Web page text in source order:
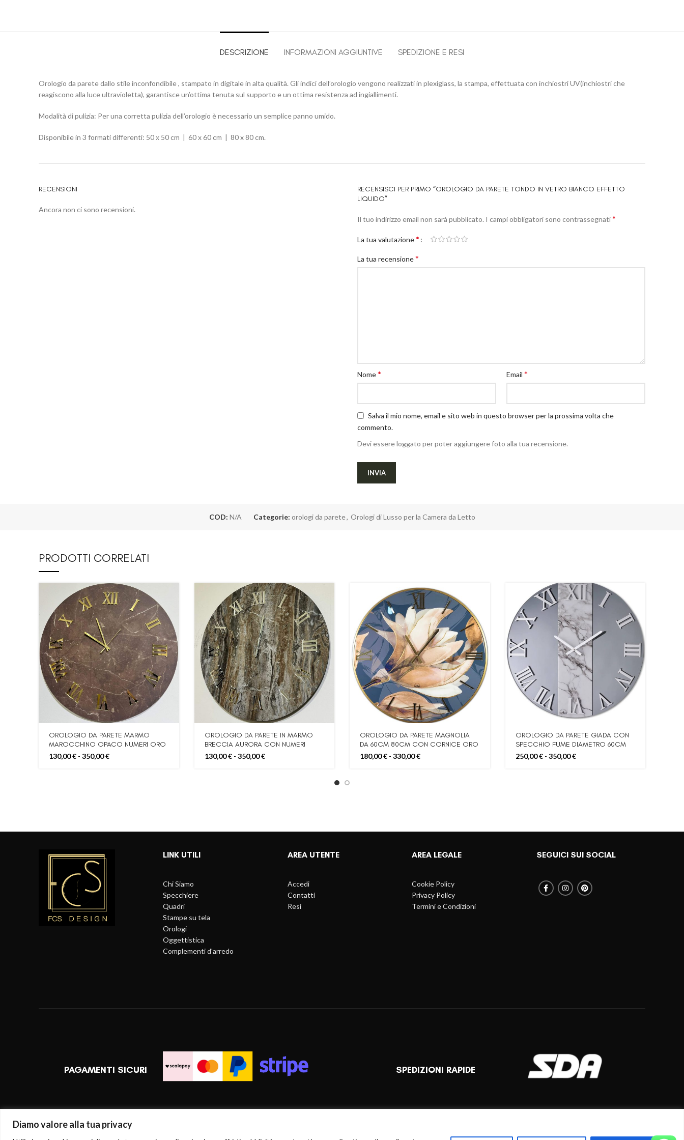
Diamo valore alla tua privacy
DESCRIZIONE INFORMAZIONI AGGIUNTIVE SPEDIZIONE E RESI
Orologio da parete dallo stile inconfondibile , stampato in digitale in alta qualità. Gli indici dell’orologio vengono realizzati in plexiglass, la stampa, effettuata con inchiostri UV(inchiostri che
reagiscono alla luce ultravioletta), garantisce un’ottima tenuta sul supporto e un ottima resistenza ad ingiallimenti.
Modalità di pulizia: Per una corretta pulizia dell’orologio è necessario un semplice panno umido.
Disponibile in 3 formati differenti: 50 x 50 cm | 60 x 60 cm | 80 x 80 cm.
RECENSIONI
Ancora non ci sono recensioni.
RECENSISCI PER PRIMO “OROLOGIO DA PARETE TONDO IN VETRO BIANCO EFFETTO
LIQUIDO”
Il tuo indirizzo email non sarà pubblicato. I campi obbligatori sono contrassegnati*
La tua valutazione*
La tua recensione*
Nome* Email *
Salva il mio nome, email e sito web in questo browser per la prossima volta che
commento.
Devi essere loggato per poter aggiungere foto alla tua recensione.
COD: N/A Categorie: orologi da parete, Orologi di Lusso per la Camera da Letto
PRODOTTI CORRELATI
OROLOGIO DA PARETE MARMO
MAROCCHINO OPACO NUMERI ORO
MISURA 50CM60CM80CM100CM
130,00€ - 350,00€Fascia
OROLOGIO DA PARETE IN MARMO
BRECCIA AURORA CON NUMERI
ARGENTO LUCIDO MISURA
50CM,60CM,80CM,100CM
130,00€ - 350,00€Fascia
OROLOGIO DA PARETE MAGNOLIA
DA 60CM 80CM CON CORNICE ORO
180,00€ - 330,00€Fascia
OROLOGIO DA PARETE GIADA CON
SPECCHIO FUME DIAMETRO 60CM
80CM CON APPLICAZIONE DI
STAMPA CENTRALE
250,00€ - 350,00€Fascia
LINK UTILI
Chi Siamo
Specchiere
Quadri
Stampe su tela
Orologi
Oggettistica
Complementi d'arredo
AREA UTENTE
Accedi
Contatti
Resi
AREA LEGALE
Cookie Policy
Privacy Policy
Termini e Condizioni
SEGUICI SUI SOCIAL
PAGAMENTI SICURI SPEDIZIONI RAPIDE